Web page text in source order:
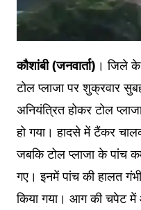
कौशांबी (जनवार्ता) । जिले के
टोल प्लाजा पर शुक्रवार
अनियंत्रित होकर टोल
हो गया। हादसे में टैंकर
जबकि टोल प्लाजा के पांच
गए। इनमें पांच की हालत
किया गया। आग की चपेट में